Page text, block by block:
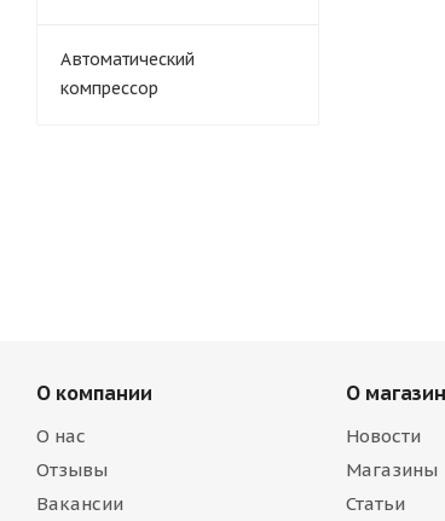
Автоматический
компрессор
О компании
О нас
Отзывы
Вакансии
О
Новости
Магазины
Статьи